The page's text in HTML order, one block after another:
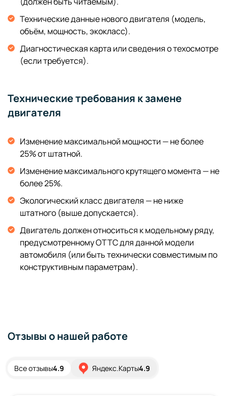
Технические данные нового двигателя (модель,
объём, мощность, экокласс).
Диагностическая карта или сведения о техосмотре
(если требуется).
Технические требования к замене
двигателя
Изменение максимальной мощности — не более
25% от штатной.
Изменение максимального крутящего момента — не
более 25%.
Экологический класс двигателя — не ниже
штатного (выше допускается).
Двигатель должен относиться к модельному ряду,
предусмотренному ОТТС для данной модели
автомобиля (или быть технически совместимым по
конструктивным параметрам).
Отзывы о нашей работе
Все отзывы4.9 Яндекс.Карты4.9